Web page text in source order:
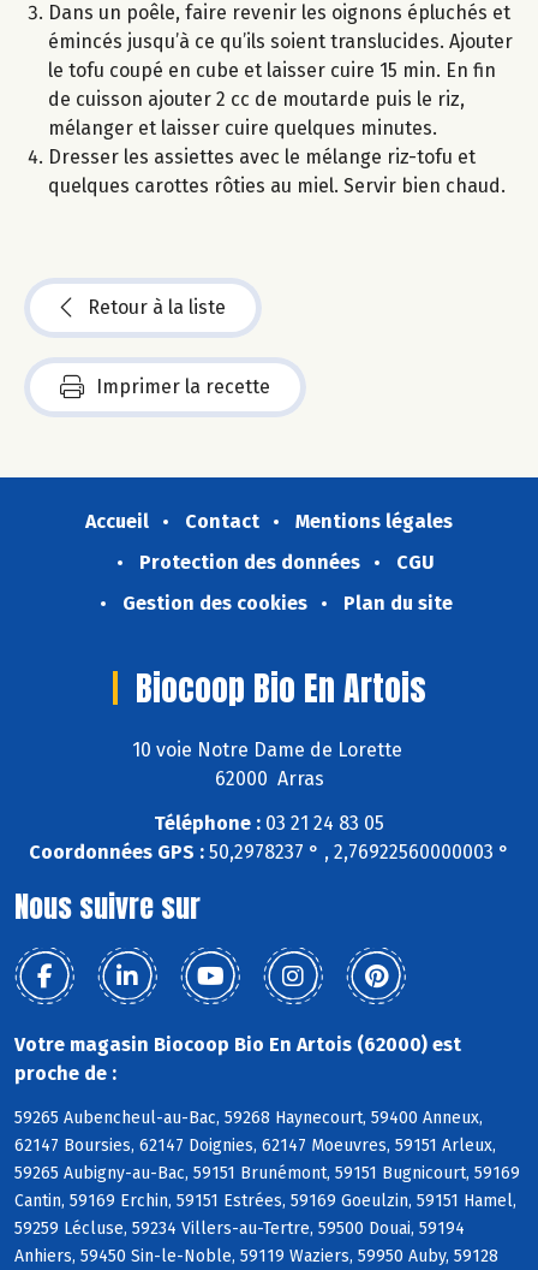
Dans un poêle, faire revenir les oignons épluchés et
émincés jusqu’à ce qu’ils soient translucides. Ajouter
le tofu coupé en cube et laisser cuire 15 min. En fin
de cuisson ajouter 2 cc de moutarde puis le riz,
mélanger et laisser cuire quelques minutes.
Dresser les assiettes avec le mélange riz-tofu et
quelques carottes rôties au miel. Servir bien chaud.
Retour à la liste
Imprimer la recette
Accueil Contact
Mentions légales
Protection des données
CGU
Gestion des cookies
Plan du site
Biocoop Bio En Artois
10 voie Notre Dame de Lorette
62000 Arras
Téléphone : 03 21 24 83 05
Coordonnées GPS : 50,2978237 ° , 2,76922560000003 °
Nous suivre sur
Votre magasin Biocoop Bio En Artois (62000) est
proche de :
59265 Aubencheul-au-Bac, 59268 Haynecourt, 59400 Anneux,
62147 Boursies, 62147 Doignies, 62147 Moeuvres, 59151 Arleux,
59265 Aubigny-au-Bac, 59151 Brunémont, 59151 Bugnicourt, 59169
Cantin, 59169 Erchin, 59151 Estrées, 59169 Goeulzin, 59151 Hamel,
59259 Lécluse, 59234 Villers-au-Tertre, 59500 Douai, 59194
Anhiers, 59450 Sin-le-Noble, 59119 Waziers, 59950 Auby, 59128